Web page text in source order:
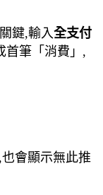
鍵,輸入全支付
首筆「消費」,
會顯示無此推